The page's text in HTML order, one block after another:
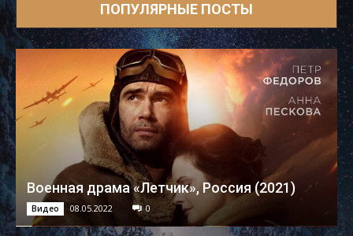
ПОПУЛЯРНЫЕ ПОСТЫ
Военная драма «Летчик», Россия (2021)
Видео 08.05.2022 0